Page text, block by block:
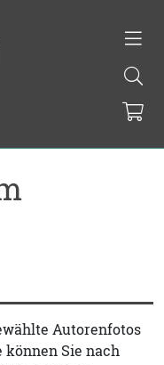
Autorenfotos
Sie nach